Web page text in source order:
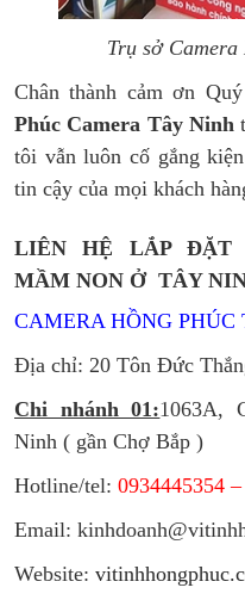
Trụ sở
Chân thành cảm ơn
Phúc Camera Tây Ninh
tôi vẫn luôn cố gắng
tin cậy của mọi khách
LIÊN HỆ LẮP ĐẶT
MẦM NON Ở TÂY
CAMERA HỒNG
Địa chỉ: 20 Tôn Đức
Chi nhánh 01:1063A,
Ninh ( gần Chợ Bắp )
Hotline/tel: 0934445354
Email:
Website: